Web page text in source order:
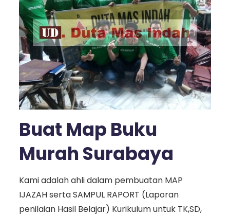
Buat Map Buku
Murah Surabaya
Kami adalah ahli dalam pembuatan MAP
IJAZAH serta SAMPUL RAPORT (Laporan
penilaian Hasil Belajar) Kurikulum untuk TK,SD,